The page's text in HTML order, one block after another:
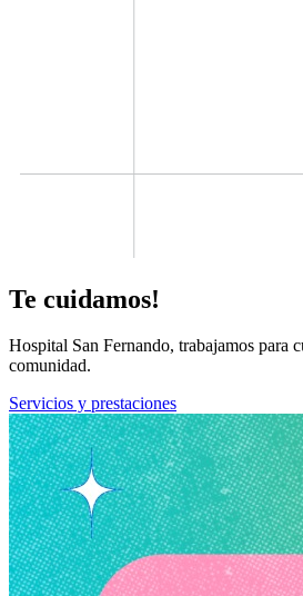
Te cuidamos!
Hospital San Fernando, trabajamos para
comunidad.
Servicios y prestaciones